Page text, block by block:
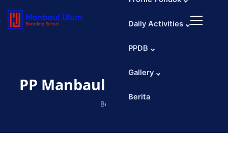
Daily Activities
PPDB
Gallery
Berita
Daftar Sekarang
PP Manbaul Ulum Cirebon
Beranda